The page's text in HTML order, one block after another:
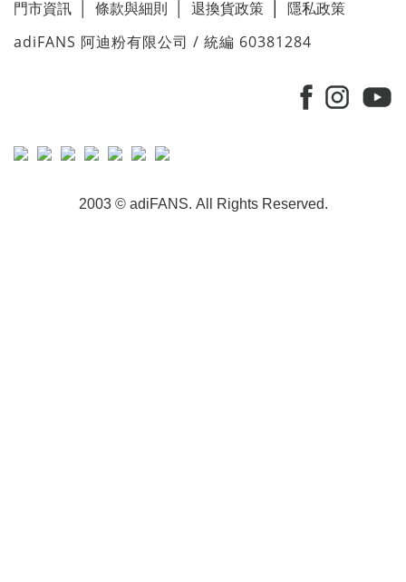
門市資訊 條款與細則 退換貨政策 隱私政策
adiFANS 阿迪粉有限公司 / 統編 60381284
2003 © adiFANS. All Rights Reserved.